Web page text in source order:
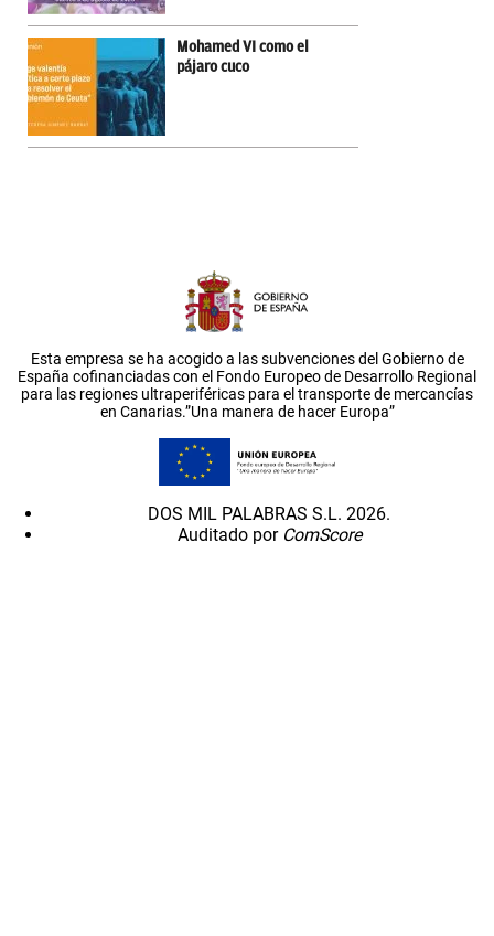
Mohamed VI como el
pájaro cuco
Esta empresa se ha acogido a las subvenciones del Gobierno de
España cofinanciadas con el Fondo Europeo de Desarrollo Regional
para las regiones ultraperiféricas para el transporte de mercancías
en Canarias.”Una manera de hacer Europa”
DOS MIL PALABRAS S.L. 2026.
Auditado por ComScore